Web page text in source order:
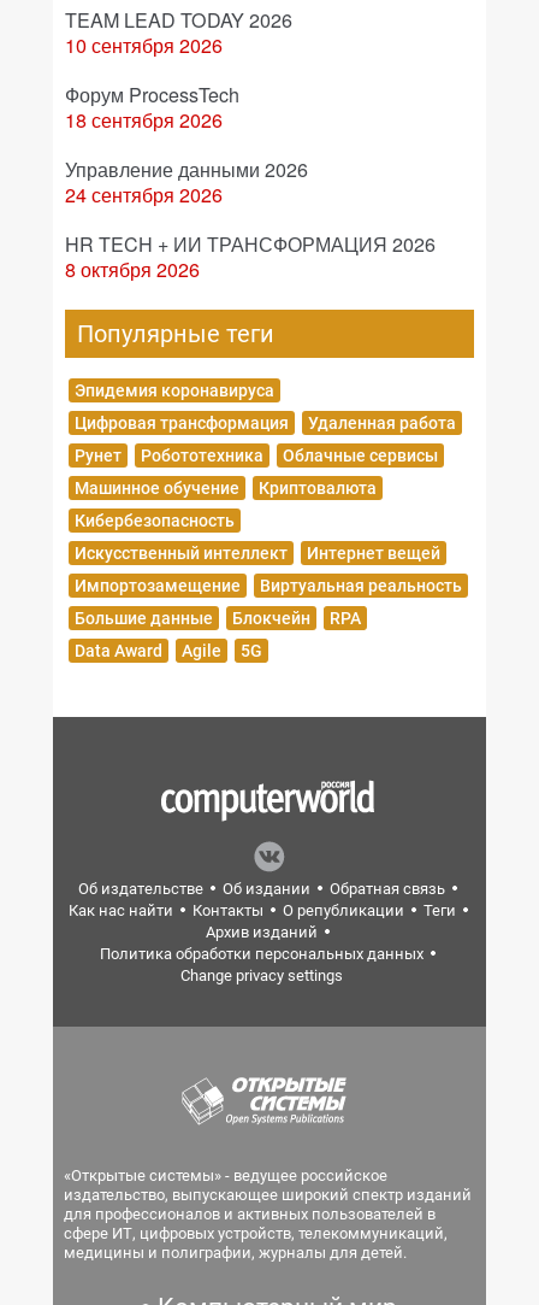
TEAM LEAD TODAY 2026
10 сентября 2026
Форум ProcessTech
18 сентября 2026
Управление данными 2026
24 сентября 2026
HR TECH + ИИ ТРАНСФОРМАЦИЯ 2026
8 октября 2026
Популярные теги
Эпидемия коронавируса
Цифровая трансформация
Удаленная работа
Рунет
Робототехника
Облачные сервисы
Машинное обучение
Криптовалюта
Кибербезопасность
Искусственный интеллект
Интернет вещей
Импортозамещение
Виртуальная реальность
Большие данные
Блокчейн
RPA
Data Award
Agile 5G
Об издательстве Об издании
Обратная связь
Как нас найти
Контакты О републикации
Теги
Архив изданий
Политика обработки персональных данных
Change privacy settings
«Открытые системы» - ведущее российское
издательство, выпускающее широкий спектр изданий
для профессионалов и активных пользователей в
сфере ИТ, цифровых устройств, телекоммуникаций,
медицины и полиграфии, журналы для детей.